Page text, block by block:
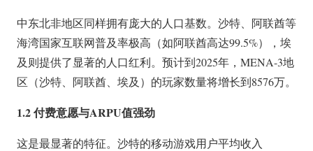
中东北非地区同样拥有庞大的人口基数。沙特、阿联酋等
海湾国家互联网普及率极高（如阿联酋高达99.5%），埃
及则提供了显著的人口红利。预计到2025年，MENA-3地
区（沙特、阿联酋、埃及）的玩家数量将增长到8576万。
1.2 付费意愿与ARPU值强劲
这是最显著的特征。沙特的移动游戏用户平均收入